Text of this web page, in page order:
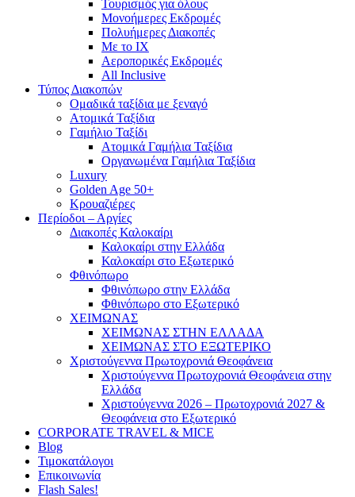
Τουρισμός για όλους
Mονοήμερες Εκδρομές
Πολυήμερες Διακοπές
Με το ΙΧ
Αεροπορικές Εκδρομές
All Inclusive
Τύπος Διακοπών
Ομαδικά ταξίδια με ξεναγό
Ατομικά Ταξίδια
Γαμήλιο Ταξίδι
Ατομικά Γαμήλια Ταξίδια
Οργανωμένα Γαμήλια Ταξίδια
Luxury
Golden Age 50+
Κρουαζιέρες
Περίοδοι – Αργίες
Διακοπές Καλοκαίρι
Καλοκαίρι στην Ελλάδα
Καλοκαίρι στο Εξωτερικό
Φθινόπωρο
Φθινόπωρο στην Ελλάδα
Φθινόπωρο στο Εξωτερικό
ΧΕΙΜΩΝΑΣ
ΧΕΙΜΩΝΑΣ ΣΤΗΝ ΕΛΛΑΔΑ
ΧΕΙΜΩΝΑΣ ΣΤΟ ΕΞΩΤΕΡΙΚΟ
Χριστούγεννα Πρωτοχρονιά Θεοφάνεια
Χριστούγεννα Πρωτοχρονιά Θεοφάνεια στην
Ελλάδα
Χριστούγεννα 2026 – Πρωτοχρονιά 2027 &
Θεοφάνεια στο Εξωτερικό
CORPORATE TRAVEL & MICE
Blog
Τιμοκατάλογοι
Επικοινωνία
Flash Sales!